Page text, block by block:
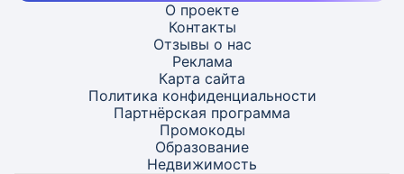
О проекте
Контакты
Отзывы о нас
Реклама
Карта сайта
Политика конфиденциальности
Партнёрская программа
Промокоды
Образование
Недвижимость